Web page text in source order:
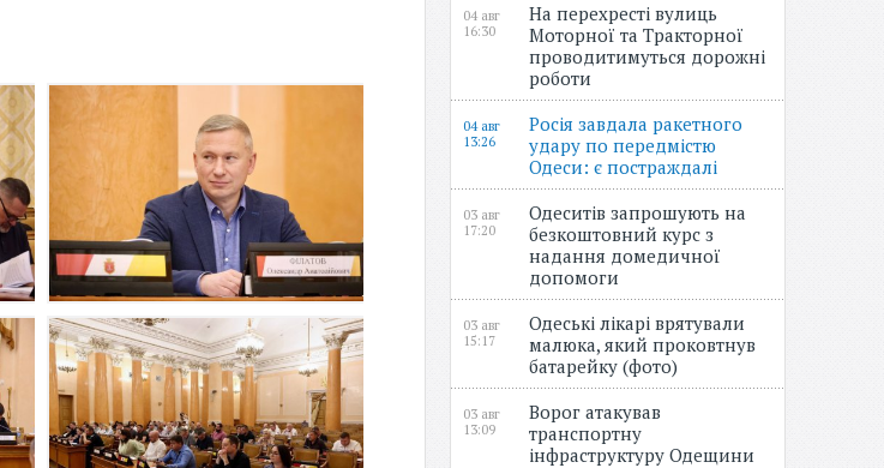
04 авг
16:30
На перехресті вулиць
Моторної та Тракторної
проводитимуться дорожні
роботи
04 авг
13:26
Росія завдала ракетного
удару по передмістю
Одеси: є постраждалі
03 авг
17:20
Одеситів запрошують на
безкоштовний курс з
надання домедичної
допомоги
03 авг
15:17
Одеські лікарі врятували
малюка, який проковтнув
батарейку (фото)
03 авг
13:09
Ворог атакував
транспортну
інфраструктуру Одещини